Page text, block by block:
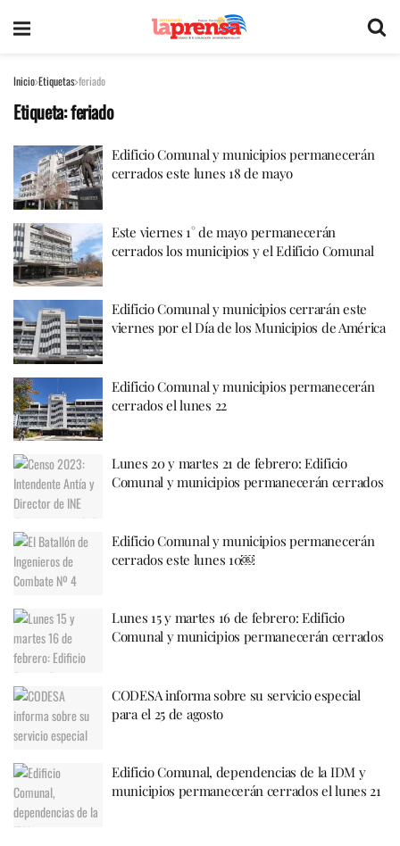
Inicio Etiquetas feriado
Etiqueta:feriado
Edificio Comunal y municipios permanecerán
cerrados este lunes 18 de mayo
Este viernes 1° de mayo permanecerán
cerrados los municipios y el Edificio Comunal
Edificio Comunal y municipios cerrarán este
viernes por el Día de los Municipios de América
Edificio Comunal y municipios permanecerán
cerrados el lunes 22
Lunes 20 y martes 21 de febrero: Edificio
Comunal y municipios permanecerán cerrados
Edificio Comunal y municipios permanecerán
cerrados este lunes 10￼
Lunes 15 y martes 16 de febrero: Edificio
Comunal y municipios permanecerán cerrados
CODESA informa sobre su servicio especial
para el 25 de agosto
Edificio Comunal, dependencias de la IDM y
municipios permanecerán cerrados el lunes 21